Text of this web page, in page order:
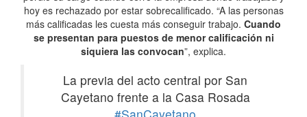
hoy es rechazado por estar sobrecalificado. “A las personas
más calificadas les cuesta más conseguir trabajo. Cuando
se presentan para puestos de menor calificación ni
siquiera las convocan”, explica.
La previa del acto central por San
Cayetano frente a la Casa Rosada